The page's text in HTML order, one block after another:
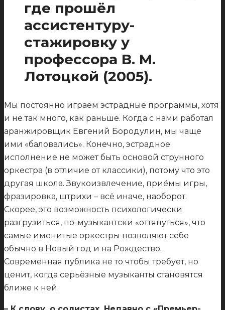
где прошёл
ассистентуру-
стажировку у
профессора В. М.
Лотоцкой (2005).
Мы постоянно играем эстрадные программы, хотя
и не так много, как раньше. Когда с нами работал
аранжировщик Евгений Бородулин, мы чаще
ими «баловались». Конечно, эстрадное
исполнение не может быть основой струнного
оркестра (в отличие от классики), потому что это
другая школа. Звукоизвлечение, приёмы игры,
фразировка, штрихи – всё иначе, наоборот.
Скорее, это возможность психологически
разгрузиться, по-музыкантски «оттянуться», что
самые именитые оркестры позволяют себе
обычно в Новый год и на Рождество.
Современная публика не то чтобы требует, но
ценит, когда серьёзные музыканты становятся
ближе к ней.